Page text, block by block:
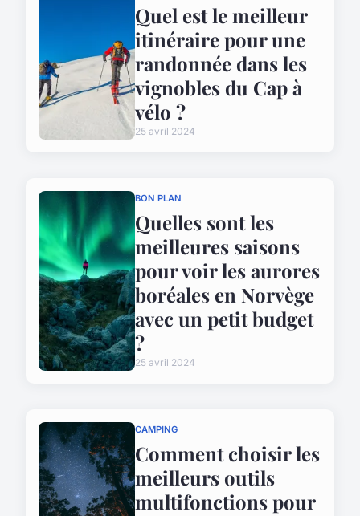
Quel est le meilleur
itinéraire pour une
randonnée dans les
vignobles du Cap à
vélo ?
25 avril 2024
BON PLAN
Quelles sont les
meilleures saisons
pour voir les aurores
boréales en Norvège
avec un petit budget
?
25 avril 2024
CAMPING
Comment choisir les
meilleurs outils
multifonctions pour